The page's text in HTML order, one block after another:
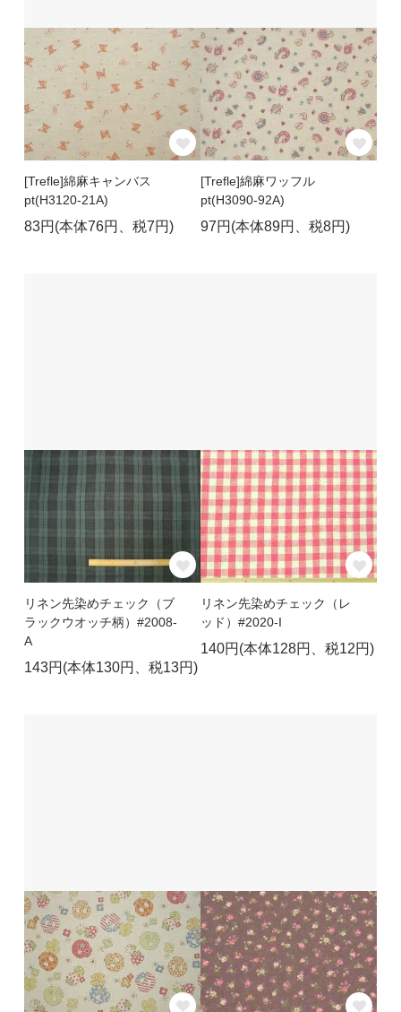
[Trefle]綿麻キャンバス
pt(H3120-21A)
83円(本体76円、税7円)
[Trefle]綿麻ワッフル
pt(H3090-92A)
97円(本体89円、税8円)
リネン先染めチェック（ブ
ラックウオッチ柄）#2008-
A
143円(本体130円、税13円)
リネン先染めチェック（レ
ッド）#2020-I
140円(本体128円、税12円)